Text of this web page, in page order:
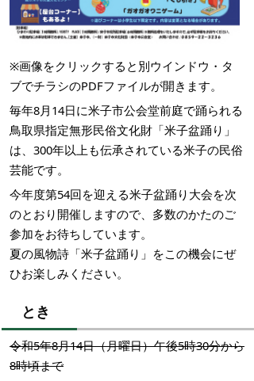
※画像をクリックすると別ウインドウ・タ
ブでチラシのPDFファイルが開きます。
毎年8月14日に米子市公会堂前庭で踊られる
鳥取県指定無形民俗文化財「米子盆踊り」
は、300年以上も伝承されている米子の民俗
芸能です。
今年度第54回を迎える米子盆踊り大会を次
のとおり開催しますので、多数のかたのご
参加をお待ちしています。
夏の風物詩「米子盆踊り」をこの機会にぜ
ひお楽しみください。
とき
令和5年8月14日（月曜日）午後5時30分から
8時頃まで